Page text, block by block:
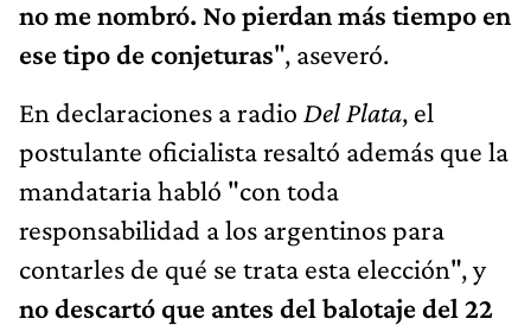
no me nombró. No pierdan más tiempo en
ese tipo de conjeturas", aseveró.
En declaraciones a radio Del Plata, el
postulante oficialista resaltó además que la
mandataria habló "con toda
responsabilidad a los argentinos para
contarles de qué se trata esta elección", y
no descartó que antes del balotaje del 22